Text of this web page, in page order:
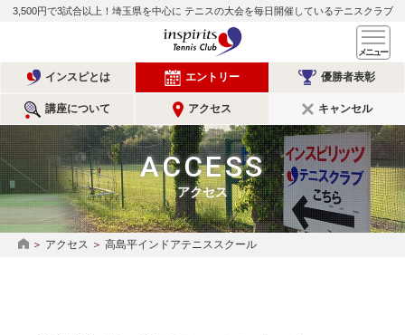
3,500円で3試合以上！埼玉県を中心に テニスの大会を毎日開催しているテニスクラブ
インスピリッツテニスクラ
インスピとは エントリー 優勝者表彰
講座について アクセス キャンセル
ACCESS
アクセス
HOMEアクセス 高島平インドアテニススクール